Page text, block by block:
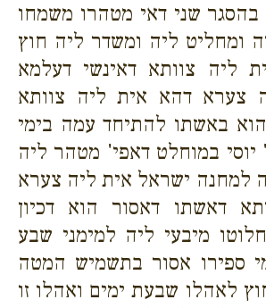
בהסגר שני דאי מטהרו משמחו
ומחליט ליה ומשדר ליה חוץ
ליה צוותא דאינשי דעלמא
צערא דהא אית ליה צוותא
באשתו להתיחד עמה בימי
יוסי במוחלט דאפי' מטהר ליה
למחנה ישראל אית ליה צערא
דאשתו דאסור הוא דכיון
מיבעי ליה למימני שבע
ספירו אסור בתשמיש המטה
לאהלו שבעת ימים ואהלו זו